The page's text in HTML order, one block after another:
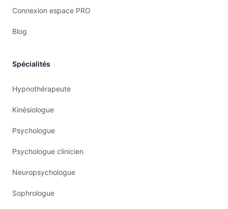
Connexion espace PRO
Blog
Spécialités
Hypnothérapeute
Kinésiologue
Psychologue
Psychologue clinicien
Neuropsychologue
Sophrologue